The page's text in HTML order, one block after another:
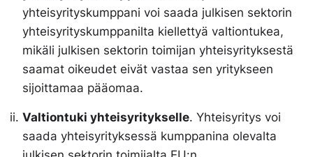
yhteisyrityskumppani voi saada julkisen sektorin
yhteisyrityskumppanilta kiellettyä valtiontukea,
mikäli julkisen sektorin toimijan yhteisyrityksestä
saamat oikeudet eivät vastaa sen yritykseen
sijoittamaa pääomaa.
Valtiontuki yhteisyritykselle. Yhteisyritys voi
saada yhteisyrityksessä kumppanina olevalta